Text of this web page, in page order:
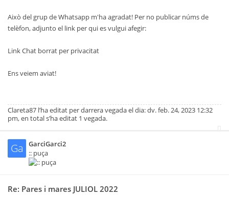
Això del grup de Whatsapp m'ha agradat! Per no publicar núms de
telèfon, adjunto el link per qui es vulgui afegir:
Link Chat borrat per privacitat
Ens veiem aviat!
Clareta87 l’ha editat per darrera vegada el dia: dv. feb. 24, 2023 12:32
pm, en total s’ha editat 1 vegada.
Ga
GarciGarci2
:: puça
Re: Pares i mares JULIOL 2022